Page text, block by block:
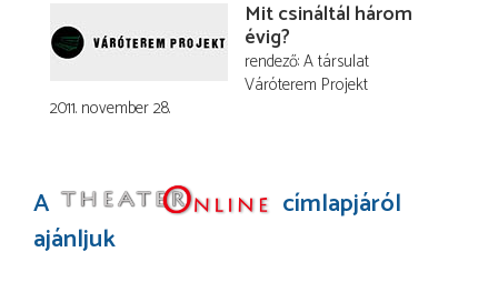
Mit csináltál három
évig?
rendező A társulat
Váróterem Projekt
2011. november 28.
A
címlapjáról
ajánljuk